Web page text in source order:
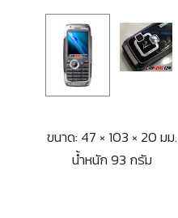
ขนาด: 47 × 103 × 20 มม.
น้ำหนัก 93 กรัม